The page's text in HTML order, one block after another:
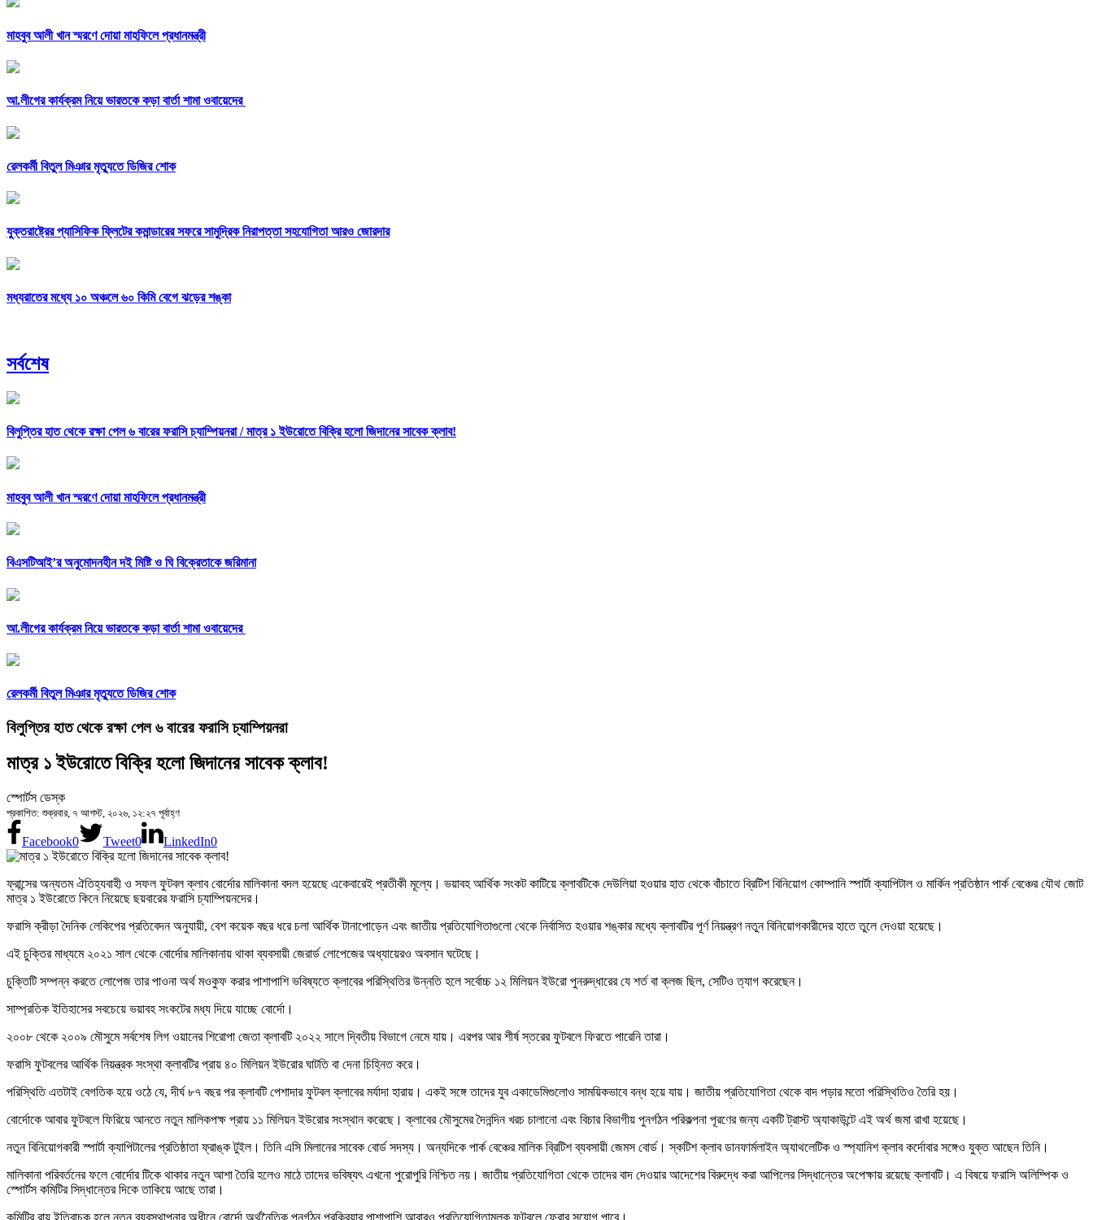
মাহবুব আলী খান স্মরণে দোয়া মাহফিলে প্রধানমন্ত্রী
আ.লীগের কার্যক্রম নিয়ে ভারতকে কড়া বার্তা শামা ওবায়েদের
রেলকর্মী বিতুল মিঞার মৃত্যুতে ডিজির শোক
যুক্তরাষ্ট্রের প্যাসিফিক ফ্লিটের কমান্ডারের সফরে সামুদ্রিক নিরাপত্তা সহযোগিতা আরও জোরদার
মধ্যরাতের মধ্যে ১০ অঞ্চলে ৬০ কিমি বেগে ঝড়ের শঙ্কা
সর্বশেষ
বিলুপ্তির হাত থেকে রক্ষা পেল ৬ বারের ফরাসি চ্যাম্পিয়নরা /মাত্র ১ ইউরোতে বিক্রি হলো জিদানের সাবেক ক্লাব!
মাহবুব আলী খান স্মরণে দোয়া মাহফিলে প্রধানমন্ত্রী
বিএসটিআই’র অনুমোদনহীন দই মিষ্টি ও ঘি বিক্রেতাকে জরিমানা
আ.লীগের কার্যক্রম নিয়ে ভারতকে কড়া বার্তা শামা ওবায়েদের
রেলকর্মী বিতুল মিঞার মৃত্যুতে ডিজির শোক
বিলুপ্তির হাত থেকে রক্ষা পেল ৬ বারের ফরাসি চ্যাম্পিয়নরা
মাত্র ১ ইউরোতে বিক্রি হলো জিদানের সাবেক ক্লাব!
স্পোর্টস ডেস্ক
প্রকাশিত: শুক্রবার, ৭ আগস্ট, ২০২৬, ১২:২৭ পূর্বাহ্ণ
Facebook0 Tweet0 LinkedIn0
ফ্রান্সের অন্যতম ঐতিহ্যবাহী ও সফল ফুটবল ক্লাব বোর্দোর মালিকানা বদল হয়েছে একেবারেই প্রতীকী মূল্যে। ভয়াবহ আর্থিক সংকট কাটিয়ে ক্লাবটিকে দেউলিয়া হওয়ার হাত থেকে বাঁচাতে ব্রিটিশ বিনিয়োগ কোম্পানি স্পার্টা ক্যাপিটাল ও মার্কিন প্রতিষ্ঠান পার্ক বেঞ্চের যৌথ জোট
মাত্র ১ ইউরোতে কিনে নিয়েছে ছয়বারের ফরাসি চ্যাম্পিয়নদের।
ফরাসি ক্রীড়া দৈনিক লেকিপের প্রতিবেদন অনুযায়ী, বেশ কয়েক বছর ধরে চলা আর্থিক টানাপোড়েন এবং জাতীয় প্রতিযোগিতাগুলো থেকে নির্বাসিত হওয়ার শঙ্কার মধ্যে ক্লাবটির পূর্ণ নিয়ন্ত্রণ নতুন বিনিয়োগকারীদের হাতে তুলে দেওয়া হয়েছে।
এই চুক্তির মাধ্যমে ২০২১ সাল থেকে বোর্দোর মালিকানায় থাকা ব্যবসায়ী জেরার্ড লোপেজের অধ্যায়েরও অবসান ঘটেছে।
চুক্তিটি সম্পন্ন করতে লোপেজ তার পাওনা অর্থ মওকুফ করার পাশাপাশি ভবিষ্যতে ক্লাবের পরিস্থিতির উন্নতি হলে সর্বোচ্চ ১২ মিলিয়ন ইউরো পুনরুদ্ধারের যে শর্ত বা ক্লজ ছিল, সেটিও ত্যাগ করেছেন।
সাম্প্রতিক ইতিহাসের সবচেয়ে ভয়াবহ সংকটের মধ্য দিয়ে যাচ্ছে বোর্দো।
২০০৮ থেকে ২০০৯ মৌসুমে সর্বশেষ লিগ ওয়ানের শিরোপা জেতা ক্লাবটি ২০২২ সালে দ্বিতীয় বিভাগে নেমে যায়। এরপর আর শীর্ষ স্তরের ফুটবলে ফিরতে পারেনি তারা।
ফরাসি ফুটবলের আর্থিক নিয়ন্ত্রক সংস্থা ক্লাবটির প্রায় ৪০ মিলিয়ন ইউরোর ঘাটতি বা দেনা চিহ্নিত করে।
পরিস্থিতি এতটাই বেগতিক হয়ে ওঠে যে, দীর্ঘ ৮৭ বছর পর ক্লাবটি পেশাদার ফুটবল ক্লাবের মর্যাদা হারায়। একই সঙ্গে তাদের যুব একাডেমিগুলোও সাময়িকভাবে বন্ধ হয়ে যায়। জাতীয় প্রতিযোগিতা থেকে বাদ পড়ার মতো পরিস্থিতিও তৈরি হয়।
বোর্দোকে আবার ফুটবলে ফিরিয়ে আনতে নতুন মালিকপক্ষ প্রায় ১১ মিলিয়ন ইউরোর সংস্থান করেছে। ক্লাবের মৌসুমের দৈনন্দিন খরচ চালানো এবং বিচার বিভাগীয় পুনর্গঠন পরিকল্পনা পূরণের জন্য একটি ট্রাস্ট অ্যাকাউন্টে এই অর্থ জমা রাখা হয়েছে।
নতুন বিনিয়োগকারী স্পার্টা ক্যাপিটালের প্রতিষ্ঠাতা ফ্রাঙ্ক টুইল। তিনি এসি মিলানের সাবেক বোর্ড সদস্য। অন্যদিকে পার্ক বেঞ্চের মালিক ব্রিটিশ ব্যবসায়ী জেমস বোর্ড। স্কটিশ ক্লাব ডানফার্মলাইন অ্যাথলেটিক ও স্প্যানিশ ক্লাব কর্দোবার সঙ্গেও যুক্ত আছেন তিনি।
মালিকানা পরিবর্তনের ফলে বোর্দোর টিকে থাকার নতুন আশা তৈরি হলেও মাঠে তাদের ভবিষ্যৎ এখনো পুরোপুরি নিশ্চিত নয়। জাতীয় প্রতিযোগিতা থেকে তাদের বাদ দেওয়ার আদেশের বিরুদ্ধে করা আপিলের সিদ্ধান্তের অপেক্ষায় রয়েছে ক্লাবটি। এ বিষয়ে ফরাসি অলিম্পিক ও
স্পোর্টস কমিটির সিদ্ধান্তের দিকে তাকিয়ে আছে তারা।